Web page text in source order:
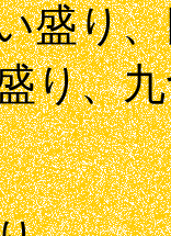
盛り
り、